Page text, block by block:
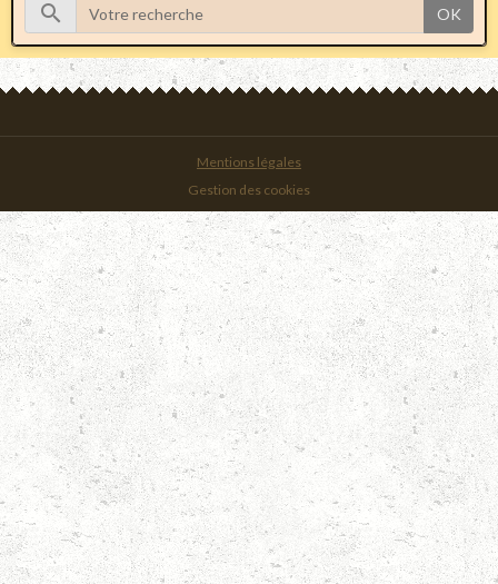
OK
Mentions légales
Gestion des cookies